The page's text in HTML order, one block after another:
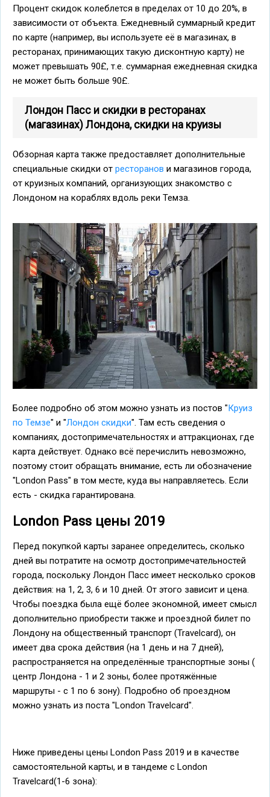
Процент скидок колеблется в пределах от 10 до 20%, в
зависимости от объекта. Ежедневный суммарный кредит
по карте (например, вы используете её в магазинах, в
ресторанах, принимающих такую дисконтную карту) не
может превышать 90£, т.е. суммарная ежедневная скидка
не может быть больше 90£.
Лондон Пасс и скидки в ресторанах
(магазинах) Лондона, скидки на круизы
Обзорная карта также предоставляет дополнительные
специальные скидки от ресторанов и магазинов города,
от круизных компаний, организующих знакомство с
Лондоном на кораблях вдоль реки Темза.
Более подробно об этом можно узнать из постов "Круиз
по Темзе" и "Лондон скидки". Там есть сведения о
компаниях, достопримечательностях и аттракционах, где
карта действует. Однако всё перечислить невозможно,
поэтому стоит обращать внимание, есть ли обозначение
"London Pass" в том месте, куда вы направляетесь. Если
есть - скидка гарантирована.
London Pass цены 2019
Перед покупкой карты заранее определитесь, сколько
дней вы потратите на осмотр достопримечательностей
города, поскольку Лондон Пасс имеет несколько сроков
действия: на 1, 2, 3, 6 и 10 дней. От этого зависит и цена.
Чтобы поездка была ещё более экономной, имеет смысл
дополнительно приобрести также и проездной билет по
Лондону на общественный транспорт (Travelcard), он
имеет два срока действия (на 1 день и на 7 дней),
распространяется на определённые транспортные зоны (
центр Лондона - 1 и 2 зоны, более протяжённые
маршруты - с 1 по 6 зону). Подробно об проездном
можно узнать из поста "London Travelcard".
Ниже приведены цены London Pass 2019 и в качестве
самостоятельной карты, и в тандеме с London
Travelcard(1-6 зона):